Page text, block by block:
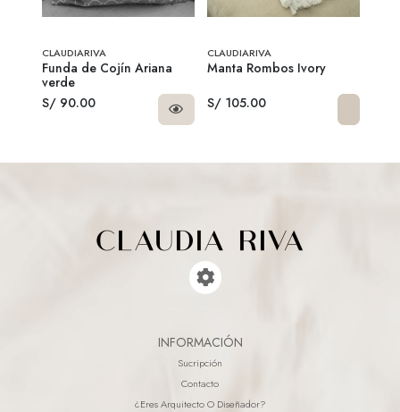
CLAUDIARIVA
Funda de Cojín Ariana
verde
S/ 90.00
CLAUDIARIVA
Manta Rombos Ivory
S/ 105.00
INFORMACIÓN
Sucripción
Contacto
¿eres Arquitecto O Diseñador?